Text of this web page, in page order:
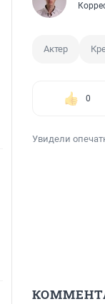
Актер
0
Увидели